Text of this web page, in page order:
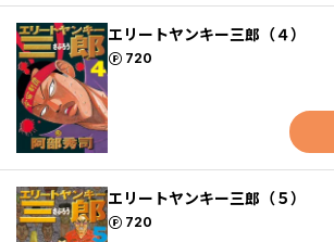
エリートヤンキー三郎（４）
720
ポイント
エリートヤンキー三郎（５）
720
ポイント